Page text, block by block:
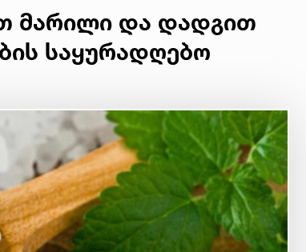
მარილი და დადგით
საყურადღებო